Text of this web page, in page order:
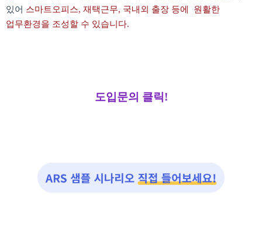
있어 스마트오피스, 재택근무, 국내외 출장 등에 원활한
업무환경을 조성할 수 있습니다.
도입문의 클릭!